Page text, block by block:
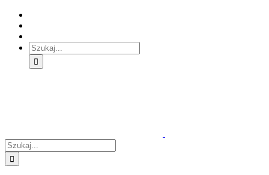
Skip
Treść
główna
Skip
Menu
główne
Skip
Menu
dodatkowe
Szukaj
Szukaj